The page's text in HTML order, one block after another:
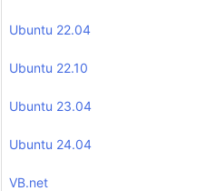
Ubuntu 22.04
Ubuntu 22.10
Ubuntu 23.04
Ubuntu 24.04
VB.net